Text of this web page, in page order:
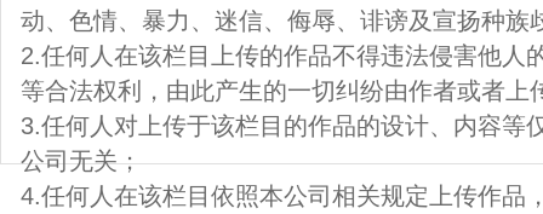
动、色情、暴力、迷信、侮辱、诽谤及宣扬种族
2.任何人在该栏目上传的作品不得违法侵害他人
等合法权利，由此产生的一切纠纷由作者或者上
3.任何人对上传于该栏目的作品的设计、内容等
公司无关；
4.任何人在该栏目依照本公司相关规定上传作品